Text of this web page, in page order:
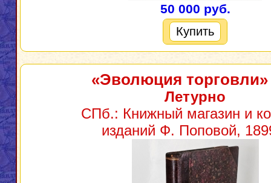
50 000 руб.
Купить
«Эволюция торговли»
Летурно
СПб.: Книжный магазин и
изданий Ф. Поповой,